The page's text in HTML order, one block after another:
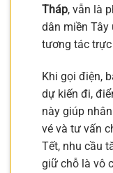
Tháp, vẫn là
dân miền
tương tác
Khi gọi điện,
dự kiến đi,
này giúp
vé và tư vấn
Tết, nhu cầu
giữ chỗ là vô